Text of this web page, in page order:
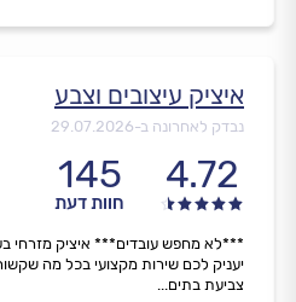
איציק עיצובים וצבע
נבדק לאחרונה ב-29.07.2026
4.72
145
חוות דעת
***לא מחפש עובדים*** איציק מזרחי
יעניק לכם שירות מקצועי בכל מה
צביעת בתים...